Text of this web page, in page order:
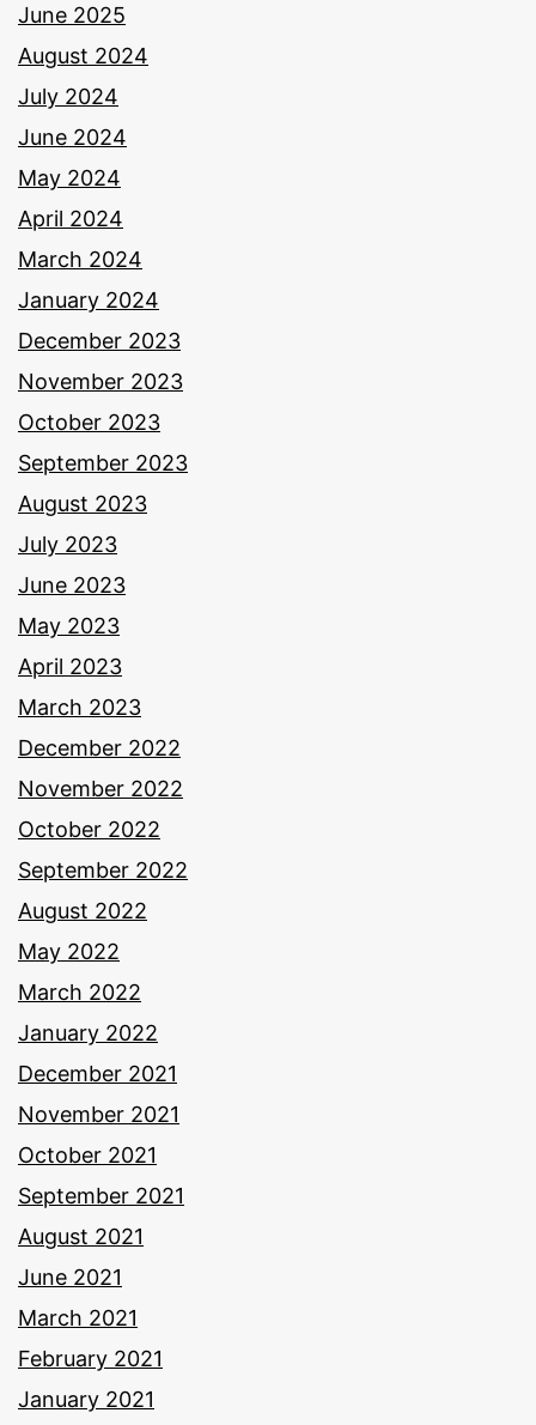
June 2025
August 2024
July 2024
June 2024
May 2024
April 2024
March 2024
January 2024
December 2023
November 2023
October 2023
September 2023
August 2023
July 2023
June 2023
May 2023
April 2023
March 2023
December 2022
November 2022
October 2022
September 2022
August 2022
May 2022
March 2022
January 2022
December 2021
November 2021
October 2021
September 2021
August 2021
June 2021
March 2021
February 2021
January 2021